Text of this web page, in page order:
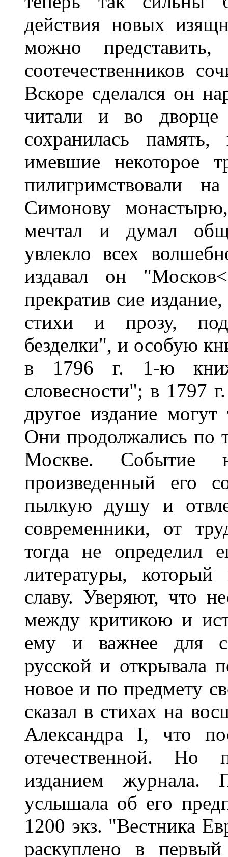
действия новых
можно
соотечественников
Вскоре сделался он
читали и во
сохранилась
имевшие некоторое
пилигримствовали
Симонову
мечтал и думал
увлекло всех
издавал он
прекратив сие
стихи и прозу,
безделки", и особую
в 1796 г. 1-ю
словесности"; в 1797
другое издание могут
Они продолжались по
Москве. Событие
произведенный его
пылкую душу и
современники, от
тогда не определил
литературы,
славу. Уверяют, что
между критикою и
ему и важнее для
русской и открывала
новое и по предмету
сказал в стихах на
Александра I, что
отечественной. Но
изданием журнала.
услышала об его
1200 экз. "Вестника
раскуплено в